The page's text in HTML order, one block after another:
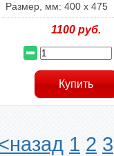
Размер, мм: 400 х 475
1100 руб.
1 2 3